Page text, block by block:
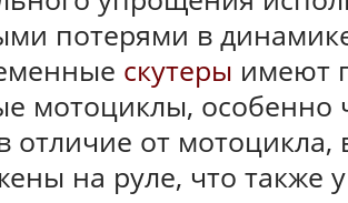
потерями в
скутеры имеют
мотоциклы,
отличие от
на руле, что также